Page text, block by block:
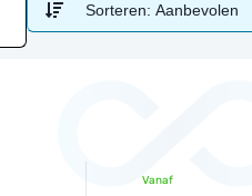
Sorteren: Aanbevolen
Vanaf